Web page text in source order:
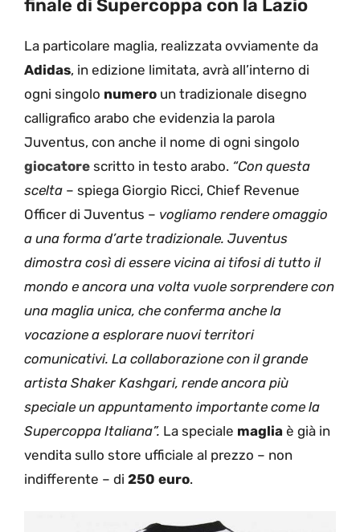
finale di Supercoppa con la Lazio
La particolare maglia, realizzata ovviamente da
Adidas, in edizione limitata, avrà all’interno di
ogni singolo numero un tradizionale disegno
calligrafico arabo che evidenzia la parola
Juventus, con anche il nome di ogni singolo
giocatore scritto in testo arabo. “Con questa
scelta – spiega Giorgio Ricci, Chief Revenue
Officer di Juventus – vogliamo rendere omaggio
a una forma d’arte tradizionale. Juventus
dimostra così di essere vicina ai tifosi di tutto il
mondo e ancora una volta vuole sorprendere con
una maglia unica, che conferma anche la
vocazione a esplorare nuovi territori
comunicativi. La collaborazione con il grande
artista Shaker Kashgari, rende ancora più
speciale un appuntamento importante come la
Supercoppa Italiana”. La speciale maglia è già in
vendita sullo store ufficiale al prezzo – non
indifferente – di 250 euro.